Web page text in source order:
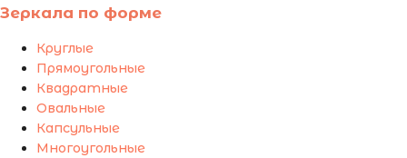
Зеркала по форме
Круглые
Прямоугольные
Квадратные
Овальные
Капсульные
Многоугольные